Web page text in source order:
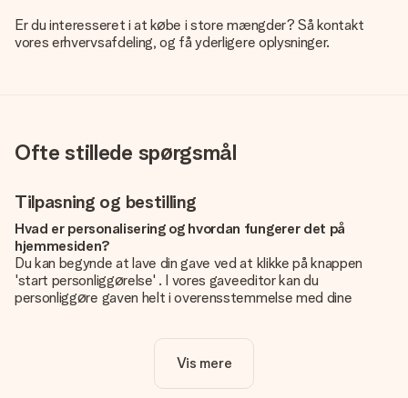
Er du interesseret i at købe i store mængder? Så kontakt
vores erhvervsafdeling, og få yderligere oplysninger.
Ofte stillede spørgsmål
Tilpasning og bestilling
Hvad er personalisering og hvordan fungerer det på
hjemmesiden?
Du kan begynde at lave din gave ved at klikke på knappen
'start personliggørelse' . I vores gaveeditor kan du
personliggøre gaven helt i overensstemmelse med dine
Er personalisering inkluderet i prisen?
Prisen der vises på hjemmesiden omfatter personliggørelse
Vis mere